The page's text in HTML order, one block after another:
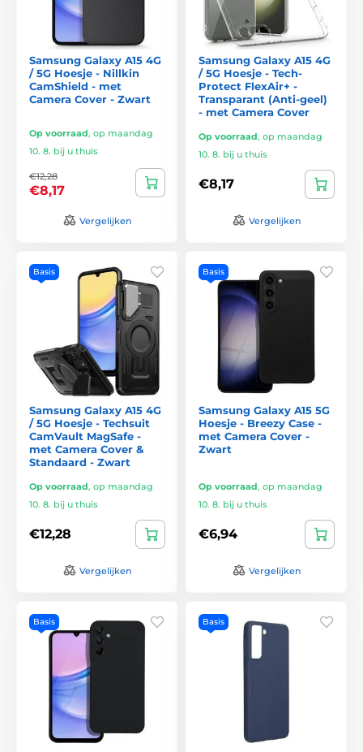
Samsung Galaxy A15 4G
/ 5G Hoesje - Nillkin
CamShield - met
Camera Cover - Zwart
Op voorraad, op maandag
10. 8. bij u thuis
€12,28
€8,17
Vergelijken
Samsung Galaxy A15 4G
/ 5G Hoesje - Tech-
Protect FlexAir+ -
Transparant (Anti-geel)
- met Camera Cover
Op voorraad, op maandag
10. 8. bij u thuis
€8,17
Vergelijken
Basis
Samsung Galaxy A15 4G
/ 5G Hoesje - Techsuit
CamVault MagSafe -
met Camera Cover &
Standaard - Zwart
Op voorraad, op maandag
10. 8. bij u thuis
€12,28
Vergelijken
Basis
Samsung Galaxy A15 5G
Hoesje - Breezy Case -
met Camera Cover -
Zwart
Op voorraad, op maandag
10. 8. bij u thuis
€6,94
Vergelijken
Basis Basis